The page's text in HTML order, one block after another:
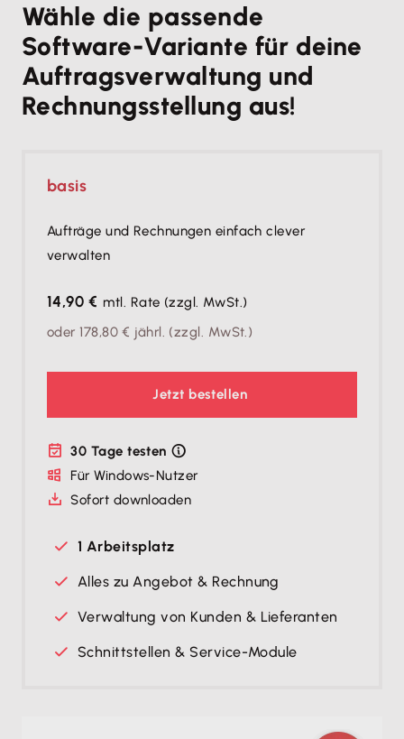
Wähle die passende
Software-Variante für deine
Auftragsverwaltung und
Rechnungsstellung aus!
basis
Aufträge und Rechnungen einfach clever
verwalten
14,90 € mtl. Rate (zzgl. MwSt.)
oder178,80 € jährl. (zzgl. MwSt.)
Jetzt bestellen
30 Tage testen
Für Windows-Nutzer
Sofort downloaden
1 Arbeitsplatz
Alles zu Angebot & Rechnung
Verwaltung von Kunden & Lieferanten
Schnittstellen & Service-Module